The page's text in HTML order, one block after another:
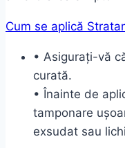
Cum se aplică
• Asigurați-vă
curată.
• Înainte de
tamponare
exsudat sau